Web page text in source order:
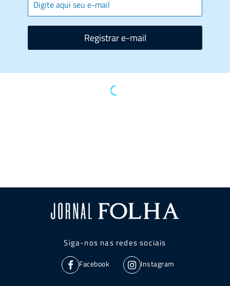
Registrar e-mail
Siga-nos nas redes sociais
Facebook Instagram